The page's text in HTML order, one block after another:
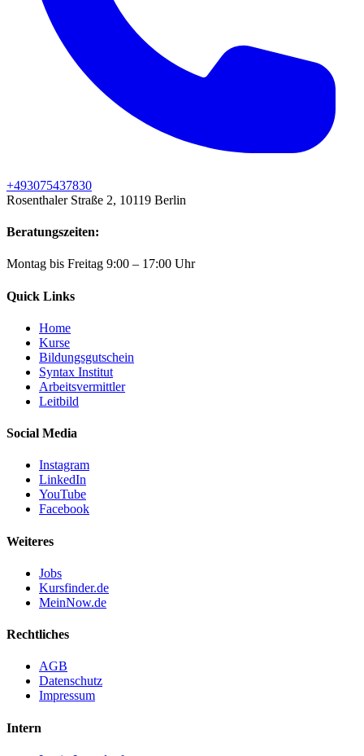
+493075437830
Rosenthaler Straße 2, 10119 Berlin
Beratungszeiten:
Montag bis Freitag 9:00 – 17:00 Uhr
Quick Links
Home
Kurse
Bildungsgutschein
Syntax Institut
Arbeitsvermittler
Leitbild
Social Media
Instagram
LinkedIn
YouTube
Facebook
Weiteres
Jobs
Kursfinder.de
MeinNow.de
Rechtliches
AGB
Datenschutz
Impressum
Intern